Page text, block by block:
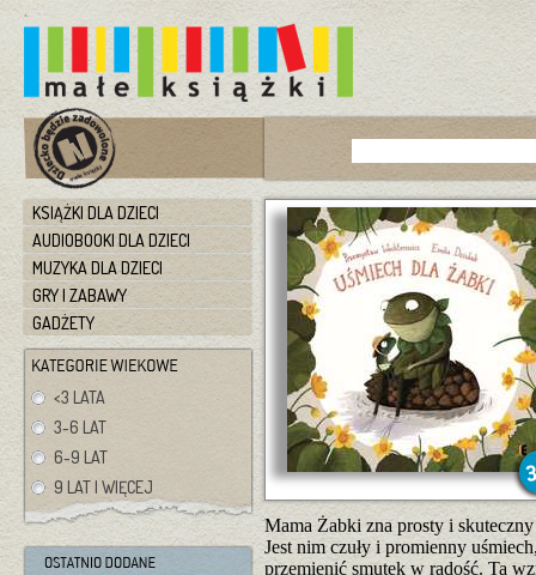
KSIĄŻKI DLA DZIECI
AUDIOBOOKI DLA DZIECI
MUZYKA DLA DZIECI
GRY I ZABAWY
GADŻETY
<3 LATA
3-6 LAT
6-9 LAT
9 LAT I WIĘCEJ
Mama Żabki zna prosty i
Jest nim czuły i promienny
przemienić smutek w radość. Ta